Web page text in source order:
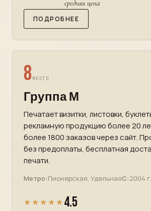
средняя цена
ПОДРОБНЕЕ
8 МЕСТО
Группа М
Печатает визитки, листовки,
рекламную продукцию более 20
более 1800 заказов через сайт.
без предоплаты, бесплатная
печати.
Метро:Пионерская, УдельнаяС:2004 г.
★★★★★ 4.5